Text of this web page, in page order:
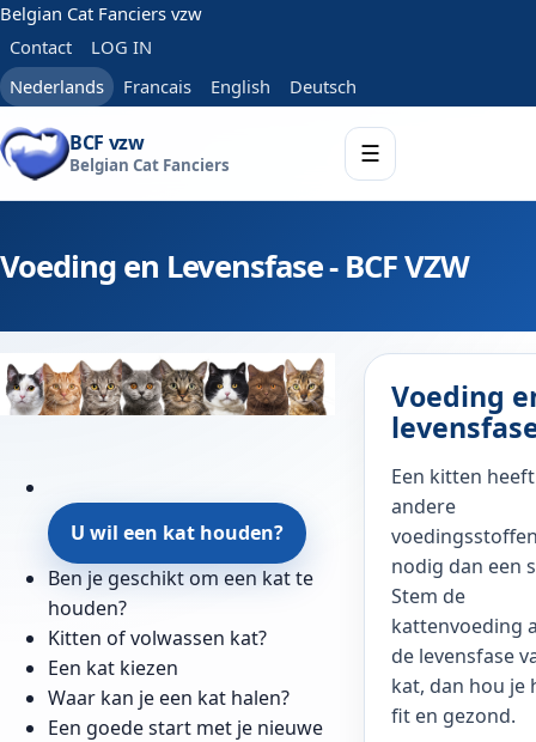
Belgian Cat Fanciers vzw
Contact
LOG IN
Nederlands
Francais English Deutsch
BCF vzw
Belgian Cat Fanciers ☰
Voeding en Levensfase - BCF VZW
U wil een kat houden?
Ben je geschikt om een kat te
houden?
Kitten of volwassen kat?
Een kat kiezen
Waar kan je een kat halen?
Een goede start met je nieuwe
Voeding
Een kitten heeft
andere
nodig dan een
Stem de
kattenvoeding
de levensfase
kat, dan hou je
fit en gezond.